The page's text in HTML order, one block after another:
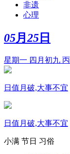
非遗
心理
05月 25 日
星期一 四月初九
日值月破,大事不宜
日值月破,大事不宜
小满 节日 习俗